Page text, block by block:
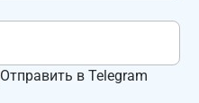
Отправить в Telegram